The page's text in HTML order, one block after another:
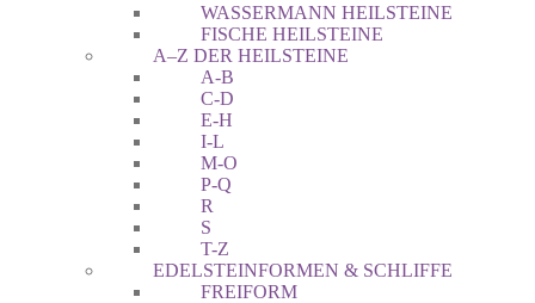
WASSERMANN HEILSTEINE
FISCHE HEILSTEINE
A–Z DER HEILSTEINE
A-B
C-D
E-H
I-L
M-O
P-Q
R
S
T-Z
EDELSTEINFORMEN & SCHLIFFE
FREIFORM